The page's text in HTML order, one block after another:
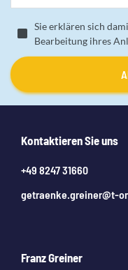
Sie erklären sich
Bearbeitung ihres
Kontaktieren Sie uns
+49 8247 31660
getraenke.greiner@t-
Franz Greiner